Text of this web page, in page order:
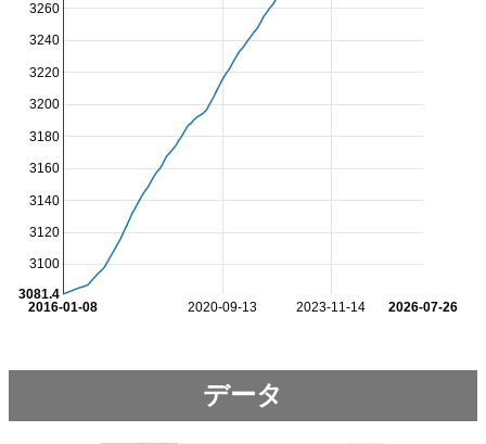
2020-09-13 2023-11-14
2016-01-08 2026-07-26
3100
3120
3140
3160
3180
3200
3220
3240
3260
3081.4
データ